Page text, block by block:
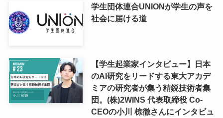
学生団体連合UNIONが学生の声を
社会に届ける道
【学生起業家インタビュー】日本
のAI研究をリードする東大アカデ
ミアの研究者が集う精鋭技術者集
団。(株)2WINS 代表取締役 Co-
CEOの小川 椋徹さんにインタビュ